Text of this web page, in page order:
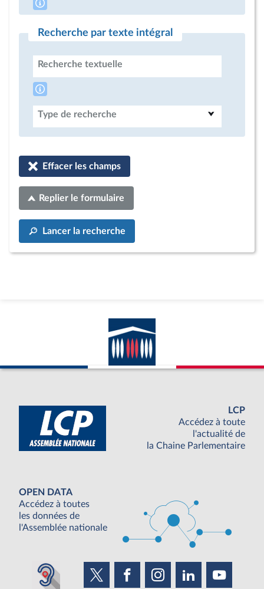
Recherche par texte intégral
Recherche textuelle
Type de recherche
Effacer les champs
Replier le formulaire
Lancer la recherche
LCP
Accédez à toute
l'actualité de
la Chaine Parlementaire
OPEN DATA
Accédez à toutes
les données de
l'Assemblée nationale